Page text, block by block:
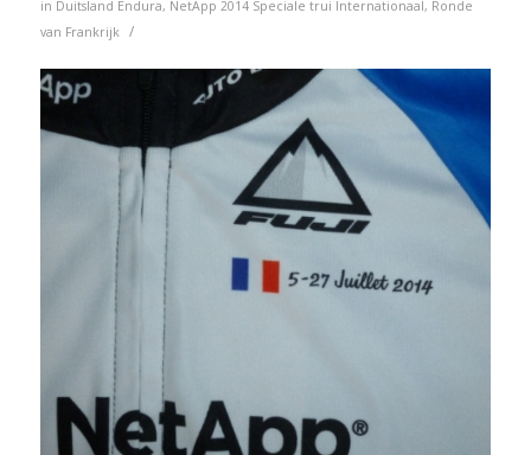
in Duitsland Endura, NetApp 2014 Speciale trui Internationaal, Ronde
van Frankrijk
/